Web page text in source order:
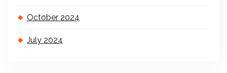
October 2024
July 2024